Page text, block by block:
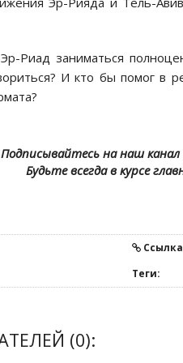
Риад заниматься
И кто бы помог в
Подписывайтесь на наш канал
Будьте всегда в курсе
Теги:
(0):